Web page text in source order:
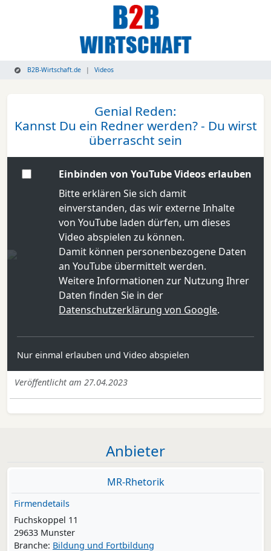
B2B-Wirtschaft.de Videos
Genial Reden:
Kannst Du ein Redner werden? - Du wirst
überrascht sein
Einbinden von YouTube Videos erlauben
Bitte erklären Sie sich damit
einverstanden, das wir externe Inhalte
von YouTube laden dürfen, um dieses
Video abspielen zu können.
Damit können personenbezogene Daten
an YouTube übermittelt werden.
Weitere Informationen zur Nutzung Ihrer
Daten finden Sie in der
Datenschutzerklärung von Google.
Nur einmal erlauben und Video abspielen
Veröffentlicht am 27.04.2023
Anbieter
MR-Rhetorik
Firmendetails
Fuchskoppel 11
29633 Munster
Branche: Bildung und Fortbildung